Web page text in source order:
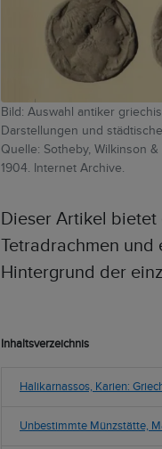
Bild: Auswahl antiker
Darstellungen und
Quelle: Sotheby, Wilkinson
1904. Internet Archive.
Dieser Artikel
Tetradrachmen und
Hintergrund der
Inhaltsverzeichnis
Halikarnassos, Karien:
Unbestimmte Münzstätte,